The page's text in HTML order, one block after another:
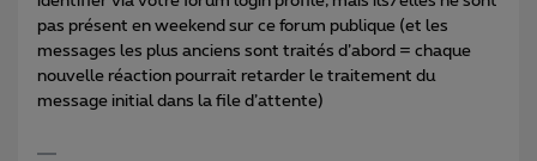
pas présent en weekend sur ce forum publique (et les
messages les plus anciens sont traités d’abord = chaque
nouvelle réaction pourrait retarder le traitement du
message initial dans la file d’attente)